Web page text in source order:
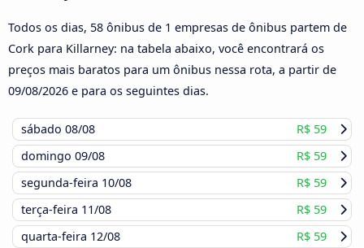
Todos os dias, 58 ônibus de 1 empresas de ônibus partem de
Cork para Killarney: na tabela abaixo, você encontrará os
preços mais baratos para um ônibus nessa rota, a partir de
09/08/2026 e para os seguintes dias.
sábado 08/08
R$ 59
domingo 09/08
R$ 59
segunda-feira 10/08
R$ 59
terça-feira 11/08
R$ 59
quarta-feira 12/08
R$ 59